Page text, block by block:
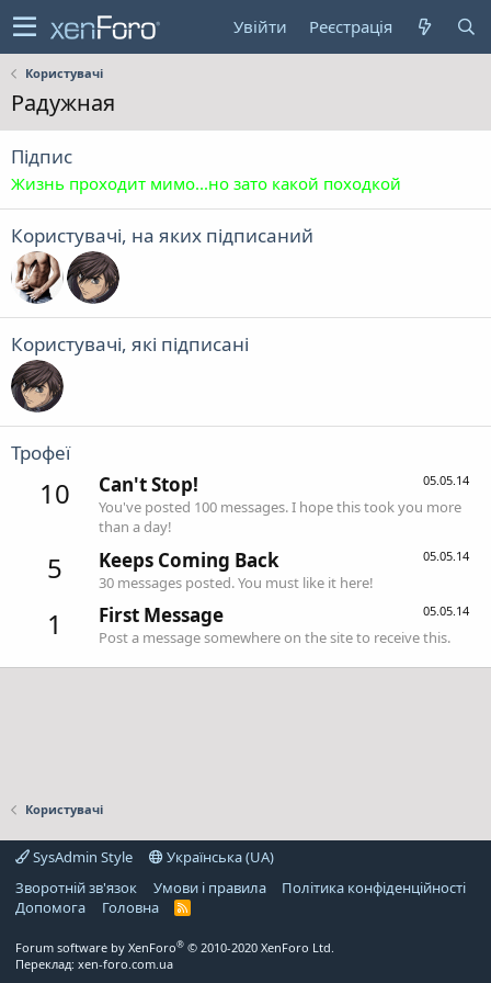
Увійти Реєстрація
Користувачі
Радужная
Підпис
Жизнь проходит мимо...но зато какой походкой
Користувачі, на яких підписаний
Користувачі, які підписані
Трофеї
10 05.05.14
Can't Stop!
You've posted 100 messages. I hope this took you more
than a day!
5 05.05.14
Keeps Coming Back
30 messages posted. You must like it here!
1 05.05.14
First Message
Post a message somewhere on the site to receive this.
Користувачі
SysAdmin Style
Українська (UA)
Зворотній зв'язок
Умови і правила
Політика конфіденційності
Дoпoмoга
Головна
R
Forum software by XenForo® © 2010-2020 XenForo Ltd.
Переклад: xen-foro.com.ua